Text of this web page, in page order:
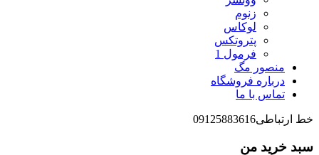
زنوم
لوکاس
پتروتکس
فرمول 1
منصور مگ
درباره فروشگاه
تماس با ما
خط ارتباطی09125883616
سبد خرید من